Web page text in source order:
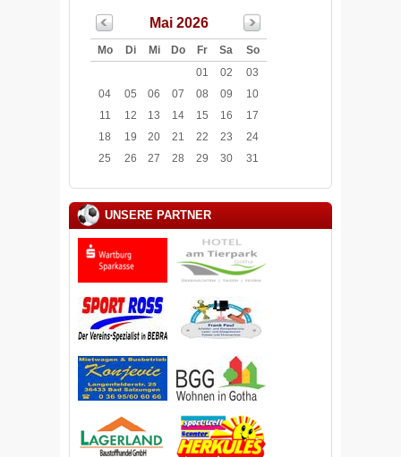
Mai 2026
Mo Di Mi Do Fr Sa
So
01
02
03
04
05 06 07 08 09
10
11
12 13 14 15 16
17
18
19 20 21 22 23
24
25
26 27 28 29 30 31
UNSERE PARTNER